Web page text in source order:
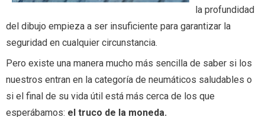
la profundidad
del dibujo empieza a ser insuficiente para garantizar la
seguridad en cualquier circunstancia.
Pero existe una manera mucho más sencilla de saber si los
nuestros entran en la categoría de neumáticos saludables o
si el final de su vida útil está más cerca de los que
esperábamos: el truco de la moneda.